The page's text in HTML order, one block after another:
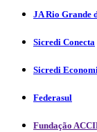
JA Rio Grande
Sicredi Conecta
Sicredi
Federasul
Fundação